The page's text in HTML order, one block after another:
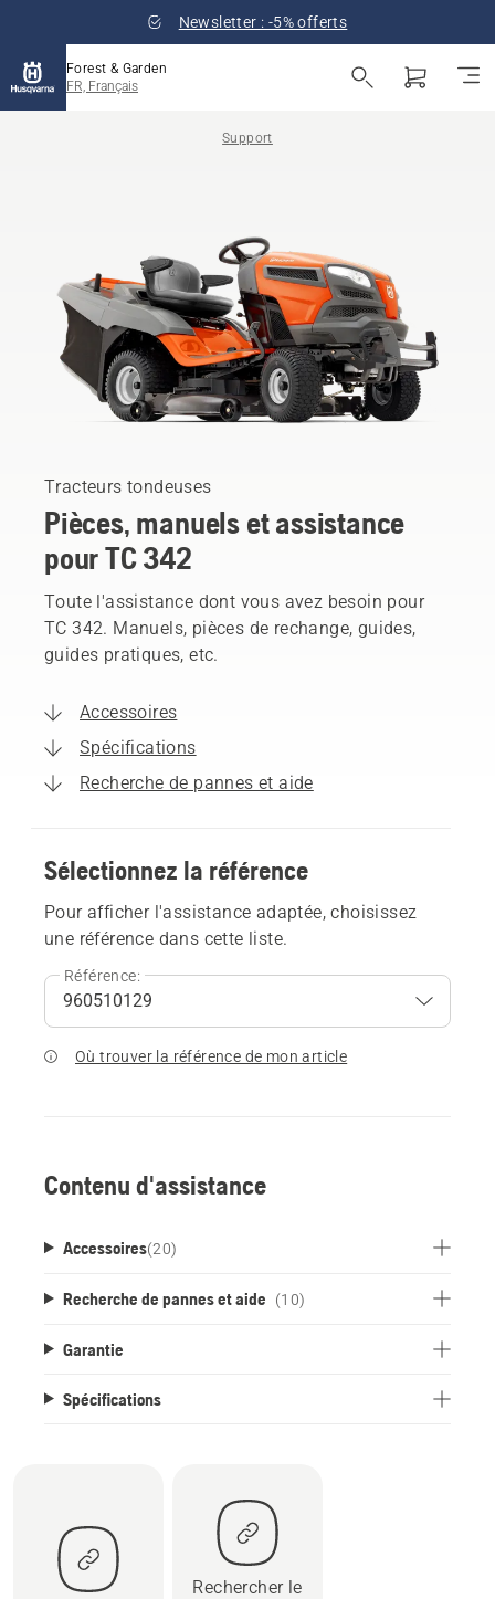
Newsletter : -5% offerts
Forest & Garden
FR, Français
Support
Tracteurs tondeuses
Pièces, manuels et assistance
pour TC 342
Toute l'assistance dont vous avez besoin pour
TC 342. Manuels, pièces de rechange, guides,
guides pratiques, etc.
Accessoires
Spécifications
Recherche de pannes et aide
Sélectionnez la référence
Pour afficher l'assistance adaptée, choisissez
une référence dans cette liste.
Référence:
Où trouver la référence de mon article
Contenu d'assistance
Accessoires(20)
Recherche de pannes et aide (10)
Garantie
Spécifications
Rechercher le